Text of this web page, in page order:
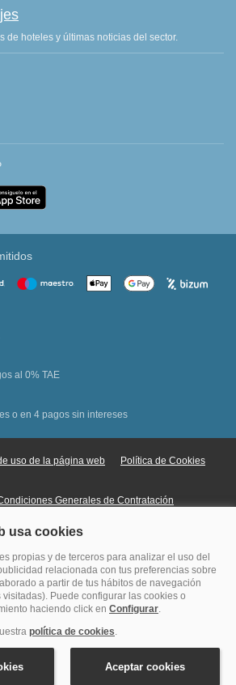
de hoteles y últimas noticias del sector.
al 0% TAE
o en 4 pagos sin intereses
uso de la página web Política de Cookies
Generales de Contratación
en Línea
en hoteles © Copyright Veturis Travel S.A.
Autorización nº I-AV0000879.4 Tel: +34